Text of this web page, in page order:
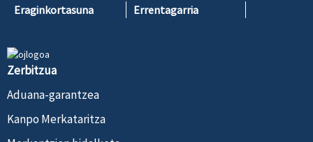
Eraginkortasuna
Errentagarria
Zerbitzua
Aduana-garantzea
Kanpo Merkataritza